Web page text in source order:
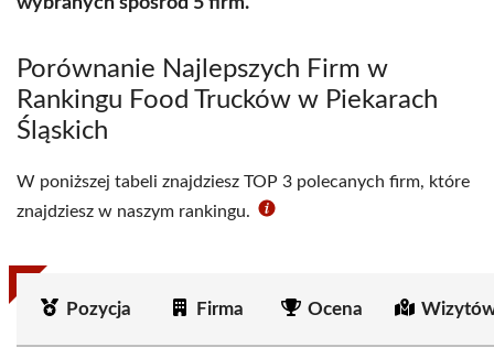
Porównanie Najlepszych Firm w
Rankingu Food Trucków w Piekarach
Śląskich
W poniższej tabeli znajdziesz TOP 3 polecanych firm, które
znajdziesz w naszym rankingu.
Pozycja Firma Ocena